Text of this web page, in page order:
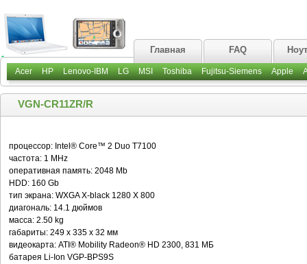
Главная FAQ
Acer HP Lenovo-IBM LG MSI Toshiba Fujitsu-Siemens Apple
VGN-CR11ZR/R
процессор: Intel® Core™ 2 Duo T7100
частота: 1 MHz
оперативная память: 2048 Mb
HDD: 160 Gb
тип экрана: WXGA X-black 1280 X 800
диагональ: 14.1 дюймов
масса: 2.50 kg
габариты: 249 x 335 x 32 мм
видеокарта: ATI® Mobility Radeon® HD 2300, 831 МБ
батарея Li-Ion VGP-BPS9S